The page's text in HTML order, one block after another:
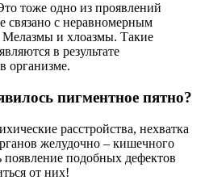
тоже одно из проявлений
связано с неравномерным
Мелазмы и хлоазмы. Такие
в результате
организме.
пигментное пятно?
расстройства, нехватка
желудочно – кишечного
появление подобных дефектов
от них!